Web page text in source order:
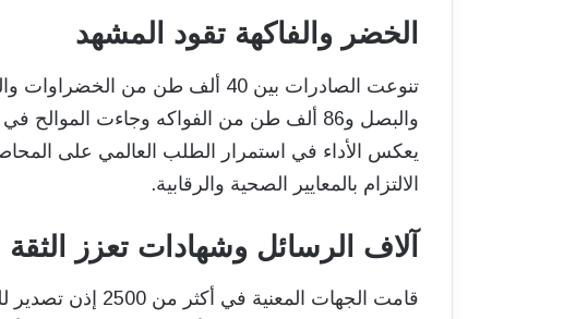
الخضر والفاكهة تقود المشهد
تنوعت الصادرات بين 40 ألف طن من
والبصل و86 ألف طن من الفواكه وجاءت
يعكس الأداء في استمرار الطلب العالمي على
الالتزام بالمعايير الصحية والرقابية.
آلاف الرسائل وشهادات تعزز الثقة